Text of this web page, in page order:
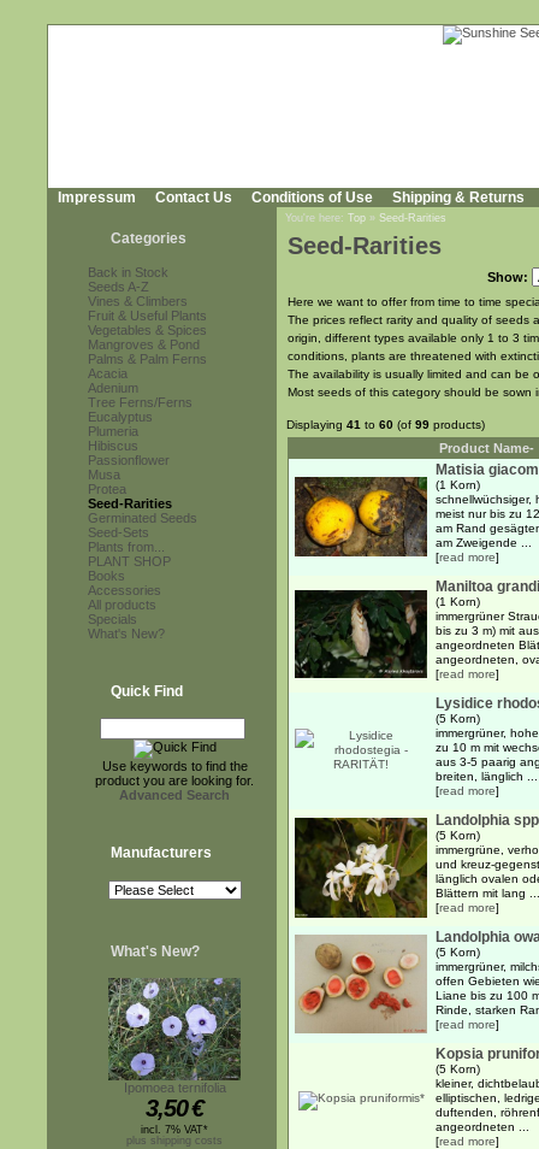
Impressum Contact Us Conditions of Use Shipping & Returns
Categories
Back in Stock
Seeds A-Z
Vines & Climbers
Fruit & Useful Plants
Vegetables & Spices
Mangroves & Pond
Palms & Palm Ferns
Acacia
Adenium
Tree Ferns/Ferns
Eucalyptus
Plumeria
Hibiscus
Passionflower
Musa
Protea
Seed-Rarities
Germinated Seeds
Seed-Sets
Plants from...
PLANT SHOP
Books
Accessories
All products
Specials
What's New?
Quick Find
Use keywords to find the
product you are looking for.
Advanced Search
Manufacturers
What's New?
Ipomoea ternifolia
3,50€
incl. 7% VAT*
plus shipping costs
You're here: Top » Seed-Rarities
Seed-Rarities
Show:
Here we want to offer from time to time
The prices reflect rarity and quality of seeds
origin, different types available only 1 to 3
conditions, plants are threatened with
The availability is usually limited and can
Most seeds of this category should be sown
Displaying 41 to 60 (of 99 products)
Product Name-
Matisia
(1 Korn)
schnellwüchsiger,
meist nur bis zu
am Rand
am Zweigende ...
[read more]
Maniltoa
(1 Korn)
immergrüner
bis zu 3 m) mit
angeordneten
angeordneten,
[read more]
Lysidice
(5 Korn)
immergrüner,
zu 10 m mit
aus 3-5 paarig
breiten, länglich ...
[read more]
Landolphia
(5 Korn)
immergrüne,
und kreuz-
länglich ovalen
Blättern mit lang ...
[read more]
Landolphia
(5 Korn)
immergrüner,
offen Gebieten
Liane bis zu 100
Rinde, starken
[read more]
Kopsia
(5 Korn)
kleiner,
elliptischen,
duftenden,
angeordneten ...
[read more]